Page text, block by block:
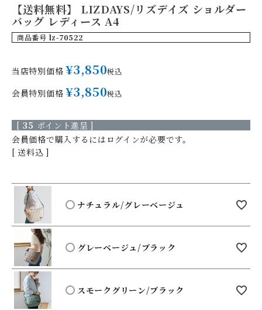
【送料無料】 LIZDAYS/リズデイズ ショルダー
バッグ レディース A4
商品番号 lz-70522
当店特別価格 ¥3,850税込
会員特別価格 ¥3,850税込
[ 35 ポイント進呈 ]
会員価格で購入するにはログインが必要です。
送料込
ナチュラル/グレーベージュ
グレーベージュ/ブラック
スモークグリーン/ブラック